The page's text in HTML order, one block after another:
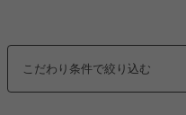
こだわり条件で絞り込む